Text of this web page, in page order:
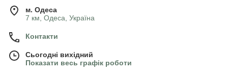
м. Одеса
7 км, Одеса, Україна
Контакти
Сьогодні вихідний
Показати весь графік роботи